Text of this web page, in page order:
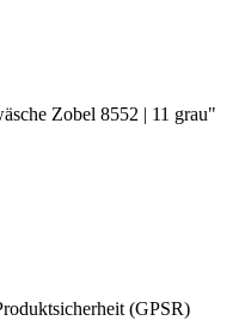
Zobel 8552 | 11 grau"
(GPSR)